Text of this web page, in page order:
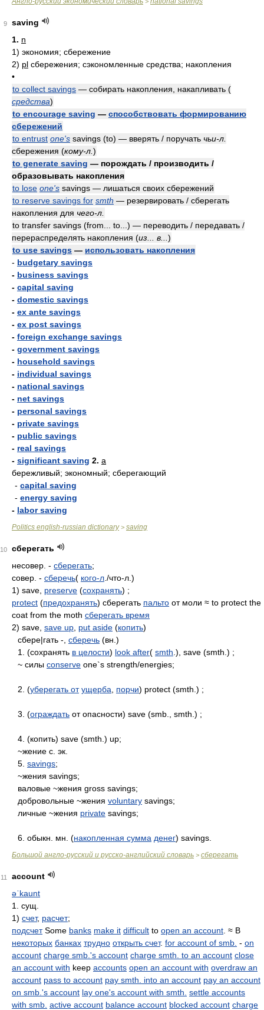
9
saving
1. n
1) экономия; сбережение
2) pl сбережения; сэкономленные средства; накопления
•
to collect savings — собирать накопления, накапливать (
средства)
to encourage saving — способствовать формированию
сбережений
to entrust one's savings (to) — вверять / поручать чьи-л.
сбережения (кому-л. )
to generate saving — порождать / производить /
образовывать накопления
to lose one's savings — лишаться своих сбережений
to reserve savings for smth — резервировать / сберегать
накопления для чего-л.
to transfer savings (from... to...) — переводить / передавать /
перераспределять накопления (из... в... )
to use savings — использовать накопления
- budgetary savings
- business savings
- capital saving
- domestic savings
- ex ante savings
- ex post savings
- foreign exchange savings
- government savings
- household savings
- individual savings
- national savings
- net savings
- personal savings
- private savings
- public savings
- real savings
- significant saving 2. a
бережливый; экономный; сберегающий
- capital saving
- energy saving
- labor saving
Politics english-russian dictionary> saving
10
сберегать
несовер. - сберегать;
совер. - сберечь( кого-л ./что-л.)
1) save, preserve (сохранять) ;
protect (предохранять) сберегать пальто от моли ≈ to protect the
coat from the moth сберегать время
2) save, save up put aside (копить)
сбере|гать -, сберечь (вн.)
1. (сохранять в целости) look after( smth .), save (smth.) ;
~ силы conserve one`s strength/energies;
2. (уберегать от ущерба порчи) protect (smth.) ;
3. (ограждать oт опасности) save (smb., smth.) ;
4. (копить) save (smth.) up;
~жение с. эк.
5. savings;
~жения savings;
валовые ~жения gross savings;
добровольные ~жения voluntary savings;
личные ~жения private savings;
6. обыкн. мн. (накопленная сумма денег) savings.
Большой англо-русский и русско-английский словарь > сберегать
11
account
əˈkaunt
1. сущ.
1) счет, расчет;
подсчетSome banks make it difficult to open an account . ≈ В
некоторых банках трудно открыть счет. for account of smb. - on
account charge smb.'s account charge smth. to an account close
an account with keep accounts open an account with overdraw an
account pass to account pay smth. into an account pay an account
on smb.'s account lay one's account with smth. settle accounts
with smb. active account balance account blocked account charge